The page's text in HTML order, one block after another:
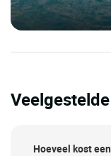
Hoeveel kost